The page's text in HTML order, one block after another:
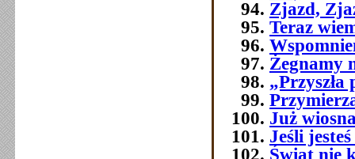
Zjazd,
Teraz
Żegnamy
„Przyszła
Już
Jeśli
Świat nie